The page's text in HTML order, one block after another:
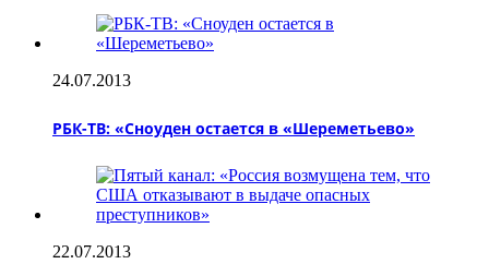
24.07.2013
РБК-ТВ: «Сноуден остается в «Шереметьево»
22.07.2013